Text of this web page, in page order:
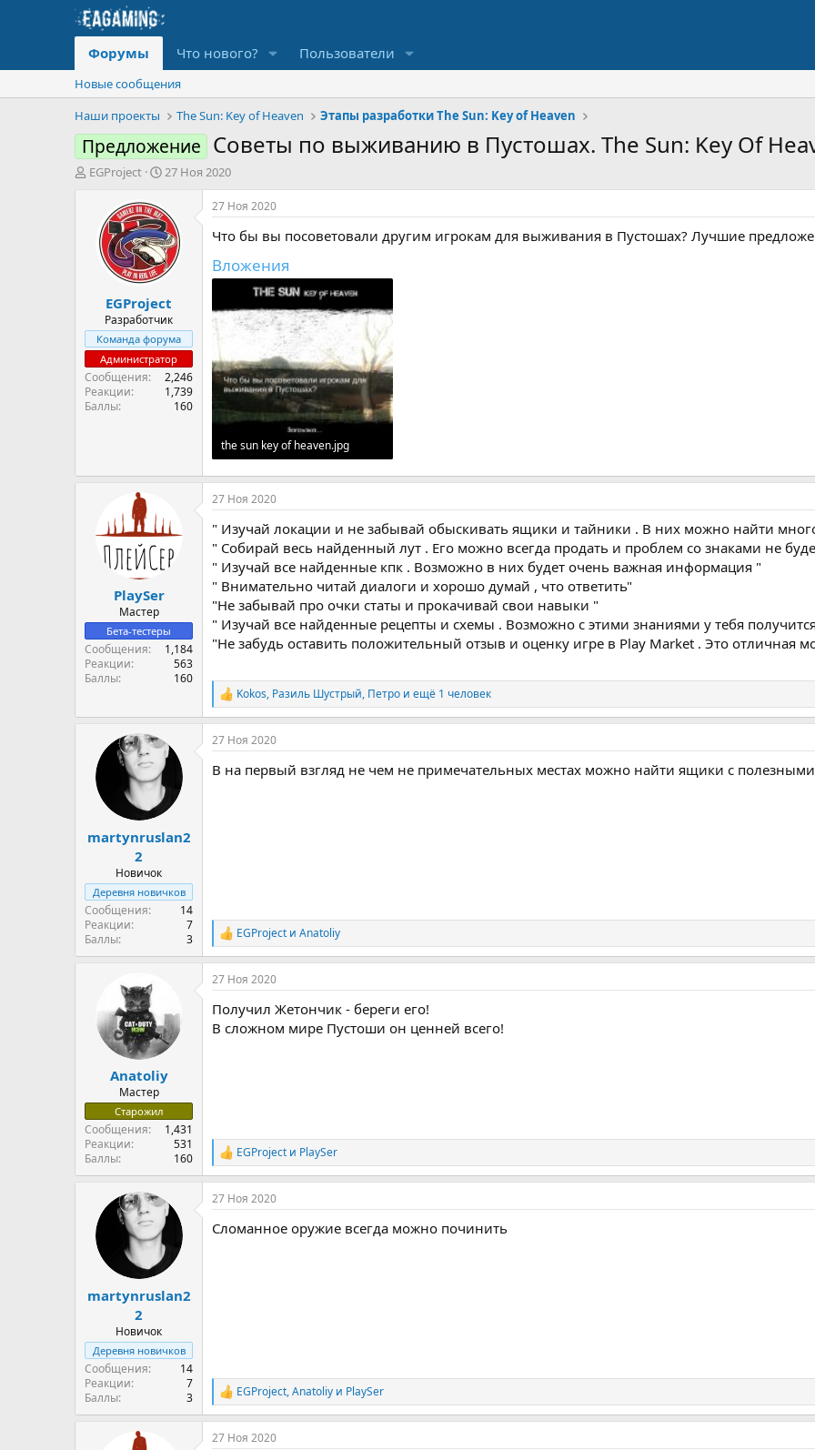
Форумы Что нового? Пользователи
Новые сообщения
Наши проекты
The Sun: Key of Heaven Этапы разработки The Sun: Key of Heaven
Предложение Советы по выживанию в Пустошах. The Sun: Key Of
А
EGProject
Д
а
н
а
ч
л
а
27 Ноя 2020
EGProject
Разработчик
Команда форума
Администратор
Сообщения
2,246
Реакции
1,739
Баллы
160
27 Ноя 2020
Что бы вы посоветовали другим игрокам для выживания в Пустошах? Лучшие
Вложения
the sun key of heaven.jpg
63.6 KB · Просмотры: 19
PlaySer
Мастер
Бета-тестеры
Сообщения
1,184
Реакции
563
Баллы
160
27 Ноя 2020
" Изучай локации и не забывай обыскивать ящики и тайники . В них можно найти
" Собирай весь найденный лут . Его можно всегда продать и проблем со знаками не
" Изучай все найденные кпк . Возможно в них будет очень важная информация "
" Внимательно читай диалоги и хорошо думай , что ответить"
"Не забывай про очки статы и прокачивай свои навыки "
" Изучай все найденные рецепты и схемы . Возможно с этими знаниями у тебя
"Не забудь оставить положительный отзыв и оценку игре в Play Market . Это отличная
Р
е
а
к
и
Kokos, Разиль Шустрый, Петро и ещё 1 человек
martynruslan2
2
Новичок
Деревня новичков
Сообщения
14
Реакции
7
Баллы
3
27 Ноя 2020
В на первый взгляд не чем не примечательных местах можно найти ящики с
Р
е
а
к
и
и
EGProject и Anatoliy
Anatoliy
Мастер
Старожил
Сообщения
1,431
Реакции
531
Баллы
160
27 Ноя 2020
Получил Жетончик - береги его!
В сложном мире Пустоши он ценней всего!
Р
е
а
к
и
EGProject и PlaySer
martynruslan2
2
Новичок
Деревня новичков
Сообщения
14
Реакции
7
Баллы
3
27 Ноя 2020
Сломанное оружие всегда можно починить
Р
е
а
к
EGProject,Anatoliy и PlaySer
27 Ноя 2020